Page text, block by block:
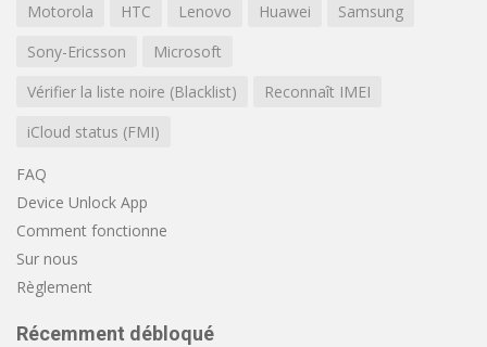
Motorola
HTC Lenovo Huawei
Samsung
Sony-Ericsson
Microsoft
Vérifier la liste noire (Blacklist)
Reconnaît IMEI
iCloud status (FMI)
FAQ
Device Unlock App
Comment fonctionne
Sur nous
Règlement
Récemment débloqué